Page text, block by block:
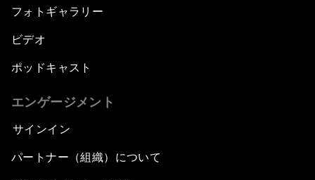
フォトギャラリー
ビデオ
ポッドキャスト
エンゲージメント
サインイン
パートナー（組織）について